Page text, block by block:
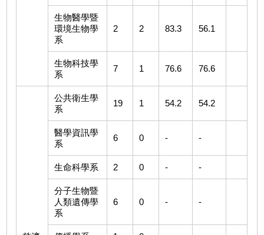
生物醫學暨
環境生物學
系
2 2 83.3 56.1
生物科技學
系
7 1 76.6 76.6
公共衛生學
系
19 1 54.2 54.2
醫學資訊學
系
6 0 - -
生命科學系 2 0 - -
分子生物暨
人類遺傳學
系
6 0 - -